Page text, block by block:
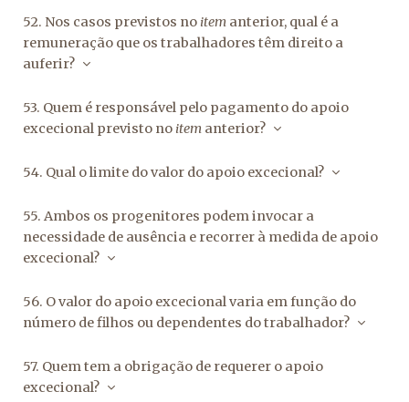
52. Nos casos previstos no item anterior, qual é a
remuneração que os trabalhadores têm direito a
auferir?
53. Quem é responsável pelo pagamento do apoio
excecional previsto no item anterior?
54. Qual o limite do valor do apoio excecional?
55. Ambos os progenitores podem invocar a
necessidade de ausência e recorrer à medida de apoio
excecional?
56. O valor do apoio excecional varia em função do
número de filhos ou dependentes do trabalhador?
57. Quem tem a obrigação de requerer o apoio
excecional?